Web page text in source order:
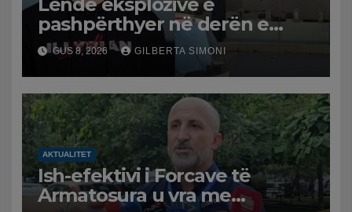
pashpërthyer në derën e
dyqanit të Noizyt në Durrës,
policia nis hetimet për
ngjarjen
GUS 8, 2026 GILBERTA SIMONI
AKTUALITET
Ish-efektivi i Forcave të
Armatosura u vra me